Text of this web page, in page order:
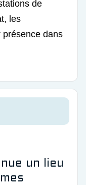
de
les
présence dans
un lieu